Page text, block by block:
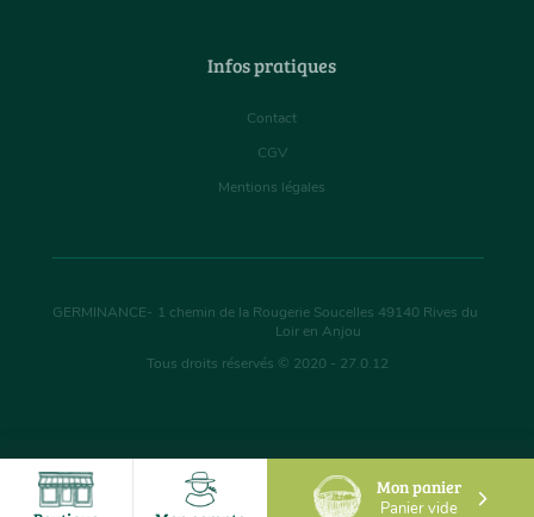
Mon panier
Panier vide
Infos pratiques
Contact
CGV
Mentions légales
GERMINANCE- 1 chemin de la Rougerie Soucelles 49140 Rives du
Loir en Anjou
Tous droits réservés © 2020 - 27.0.12